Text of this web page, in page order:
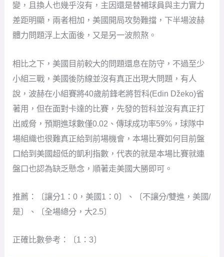
變，且換人也幾乎沒有，主因還是替補球員與主力實力
差距明顯，兩者相加，美國開局攻勢難擋，下半場波赫
體力問題浮上太面後，又是另一波煎熬。
相比之下，美國目前較大的問題還息在防守，不過至少
小組三戰，美國後防線並沒有真正出現大問題，有人
說，波赫在小組賽將40歲前鋒老將哲科(Edin Džeko)省
著用，但在面對卡達的比賽，先發的哲科並沒有真正打
出威脅，預期進球數僅0.02、傳球成功率59%，球隊中
場組織也很難真正給到前場機會，本場比賽如何目前盤
口給到美國超低的凱利指數，代表的就是本場比賽就連
盤口也認為缺乏懸念，順著走美國大勝即可。
推薦：〔讓分1：0，美國1：0〕、〔不讓分/雙進，美國/
是〕、〔全場總分，大2.5〕
正確比數參考：〔1：3〕